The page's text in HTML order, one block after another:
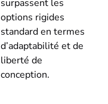
surpassent les
options rigides
standard en termes
d’adaptabilité et de
liberté de
conception.